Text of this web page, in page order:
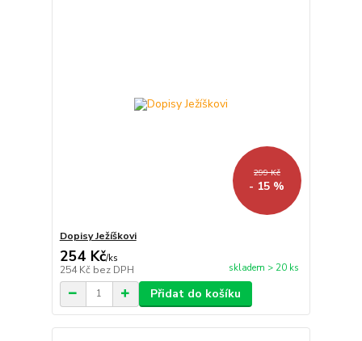
299 Kč
- 15 %
Dopisy Ježíškovi
254 Kč/ks
254 Kč bez DPH skladem > 20 ks
Přidat do košíku